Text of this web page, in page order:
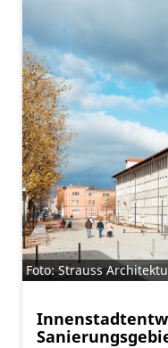
Foto: Strauss